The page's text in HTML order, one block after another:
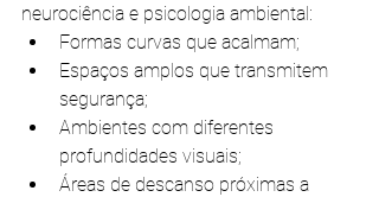
neurociência e psicologia ambiental:
Formas curvas que acalmam;
Espaços amplos que transmitem
segurança;
Ambientes com diferentes
profundidades visuais;
Áreas de descanso próximas a